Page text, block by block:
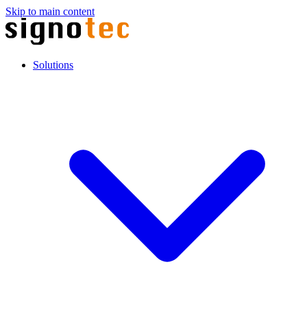
Skip to main content
Solutions